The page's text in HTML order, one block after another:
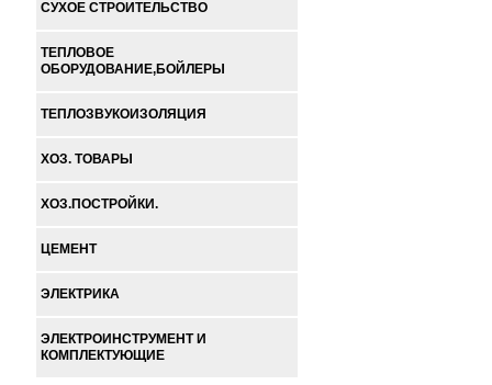
СУХОЕ СТРОИТЕЛЬСТВО
ТЕПЛОВОЕ
ОБОРУДОВАНИЕ,БОЙЛЕРЫ
ТЕПЛОЗВУКОИЗОЛЯЦИЯ
ХОЗ. ТОВАРЫ
ХОЗ.ПОСТРОЙКИ.
ЦЕМЕНТ
ЭЛЕКТРИКА
ЭЛЕКТРОИНСТРУМЕНТ И
КОМПЛЕКТУЮЩИЕ